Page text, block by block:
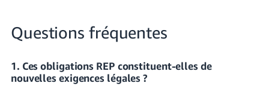
Questions fréquentes
1. Ces obligations REP constituent-elles de
nouvelles exigences légales ?